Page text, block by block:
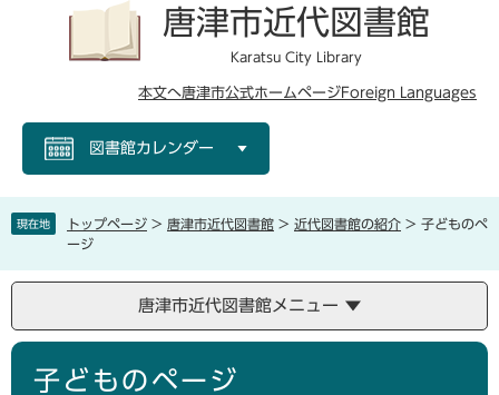
。
て
へ
唐津市近代図書館
Karatsu City Library
本文へ唐津市公式ホームページForeign Languages
図書館カレンダー
現在地 トップページ > 唐津市近代図書館 > 近代図書館の紹介 > 子どものペ
ージ
唐津市近代図書館メニュー
本
子どものページ